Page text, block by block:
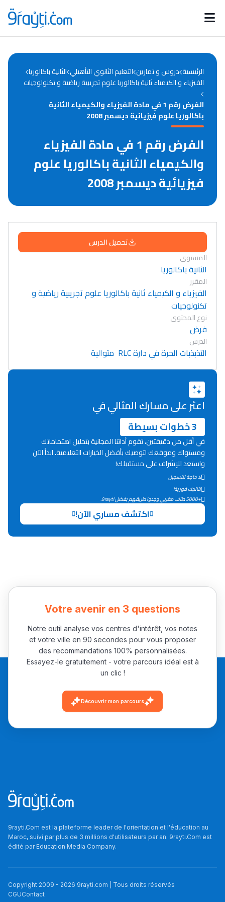
Catégories
d'actualités
Annonces bourses
Lycée Maroc
التعليم الثانوي التأهيلي
Collège au Maroc
التعليم الثانوي الإعدادي
+ de 89 Interviews/Vidéos
دليل المهن
دليل التوجيه
Ki Derti Liha
باش تقدر تساعد الناس
يلقاو التوازن من الدّاخل
ومن الخارج، بشرى
الرئيسية دروس و تمارين التعليم الثانوي التأهيلي الثانية باكالوريا
الفيزياء و الكيمياء ثانية باكالوريا علوم تجريبية رياضية و تكنولوجيات
الفرض رقم 1 في مادة الفيزياء والكيمياء الثانية
باكالوريا علوم فيزيائية ديسمبر 2008
الفرض رقم 1 في مادة الفيزياء
والكيمياء الثانية باكالوريا علوم
فيزيائية ديسمبر 2008
تحميل الدرس
المستوى
الثانية باكالوريا
المقرر
الفيزياء و الكيمياء ثانية باكالوريا علوم تجريبية رياضية و
تكنولوجيات
نوع المحتوى
فرض
الدرس
التذبذبات الحرة في دارة RLC متوالية
اعثر على مسارك المثالي في
3 خطوات بسيطة
في أقل من دقيقتين، تقوم أداتنا المجانية بتحليل اهتماماتك
ومستواك وموقعك لتوصيك بأفضل الخيارات التعليمية. ابدأ الآن
واستعد للإشراف على مستقبلك!
لا حاجة للتسجيل
نتائجك فورية!
+5000 طالب مغربي وجدوا طريقهم بفضل 9rayti.
اكتشف مساري الآن!
Votre avenir en 3 questions
Notre outil analyse vos centres d'intérêt, vos notes
et votre ville en 90 secondes pour vous proposer
des recommandations 100% personnalisées.
Essayez-le gratuitement - votre parcours idéal est à
un clic !
Découvrir mon parcours
9rayti.Com est la plateforme leader de l'orientation et l'éducation au
Maroc, suivi par plus de 3 millions d'utilisateurs par an. 9rayti.Com est
édité parEducation Media Company.
Copyright 2009 - 2026 9rayti.com | Tous droits réservés
CGUContact